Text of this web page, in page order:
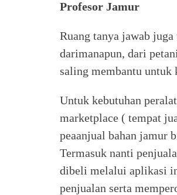
Profesor Jamur
Ruang tanya jawab juga
darimanapun, dari
saling membantu untuk
Untuk kebutuhan
marketplace ( tempat
peaanjual bahan jamur
Termasuk nanti
dibeli melalui aplikasi
penjualan serta